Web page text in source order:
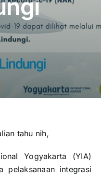
tahu nih,
Yogyakarta (YIA)
pelaksanaan integrasi